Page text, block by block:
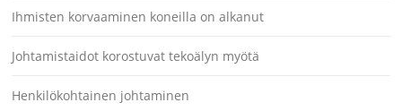
Ihmisten korvaaminen koneilla on alkanut
Johtamistaidot korostuvat tekoälyn myötä
Henkilökohtainen johtaminen